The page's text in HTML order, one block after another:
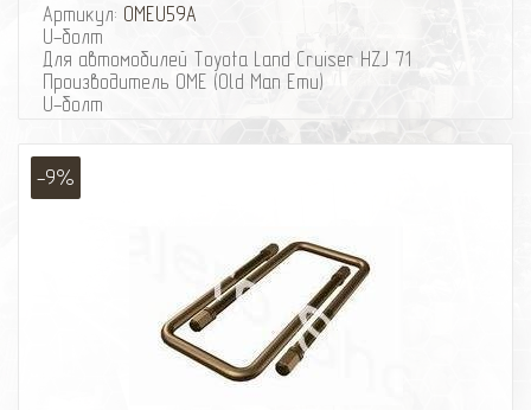
Артикул: OMEU59A
U-болт
Для автомобилей Toyota Land Cruiser HZJ 71
Производитель OME (Old Man Emu)
U-болт
Для автомобилей Toyota Land Cruiser HZJ 71
Производитель OME (Old Man Emu)
-9%